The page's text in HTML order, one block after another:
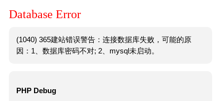
Database Error
(1040) 365建站错误警告：连接数据库失败，可能的原
因：1、数据库密码不对; 2、mysql未启动。
PHP Debug